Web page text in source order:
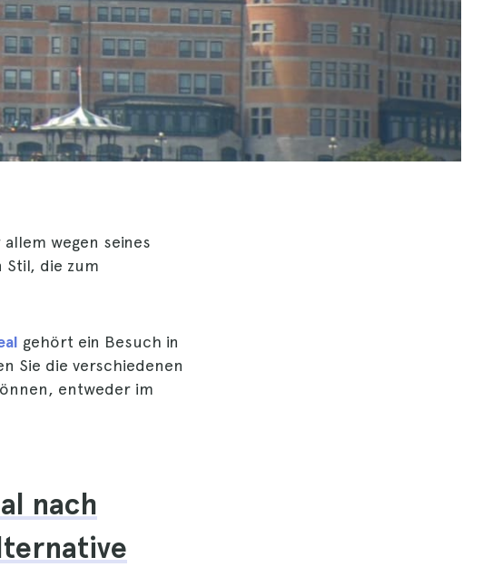
wegen seines
die zum
gehört ein Besuch in
Sie die verschiedenen
entweder im
nach